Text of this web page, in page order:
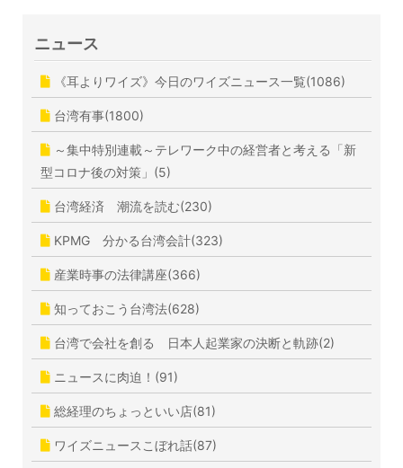
ニュース
《耳よりワイズ》今日のワイズニュース一覧(1086)
台湾有事(1800)
～集中特別連載～テレワーク中の経営者と考える「新
型コロナ後の対策」(5)
台湾経済 潮流を読む(230)
KPMG 分かる台湾会計(323)
産業時事の法律講座(366)
知っておこう台湾法(628)
台湾で会社を創る 日本人起業家の決断と軌跡(2)
ニュースに肉迫！(91)
総経理のちょっといい店(81)
ワイズニュースこぼれ話(87)